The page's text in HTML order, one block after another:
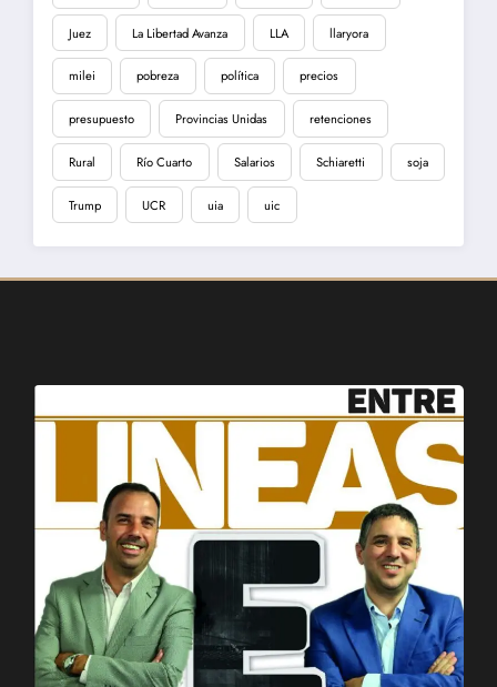
Juez La Libertad Avanza LLA llaryora
milei pobreza política precios
presupuesto Provincias Unidas retenciones
Rural Río Cuarto Salarios Schiaretti soja
Trump UCR uia uic